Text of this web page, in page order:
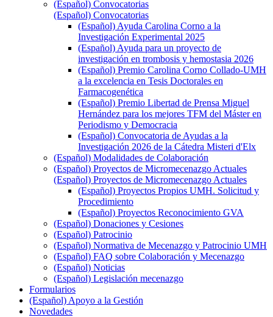
(Español) Convocatorias
(Español) Convocatorias
(Español) Ayuda Carolina Corno a la
Investigación Experimental 2025
(Español) Ayuda para un proyecto de
investigación en trombosis y hemostasia 2026
(Español) Premio Carolina Corno Collado-UMH
a la excelencia en Tesis Doctorales en
Farmacogenética
(Español) Premio Libertad de Prensa Miguel
Hernández para los mejores TFM del Máster en
Periodismo y Democracia
(Español) Convocatoria de Ayudas a la
Investigación 2026 de la Cátedra Misteri d'Elx
(Español) Modalidades de Colaboración
(Español) Proyectos de Micromecenazgo Actuales
(Español) Proyectos de Micromecenazgo Actuales
(Español) Proyectos Propios UMH. Solicitud y
Procedimiento
(Español) Proyectos Reconocimiento GVA
(Español) Donaciones y Cesiones
(Español) Patrocinio
(Español) Normativa de Mecenazgo y Patrocinio UMH
(Español) FAQ sobre Colaboración y Mecenazgo
(Español) Noticias
(Español) Legislación mecenazgo
Formularios
(Español) Apoyo a la Gestión
Novedades